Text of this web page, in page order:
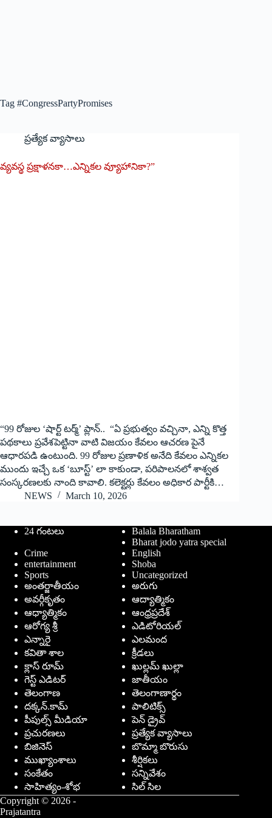
Tag #CongressPartyPromises
ప్రత్యేక వ్యాసాలు
వ్యవస్థ ప్రక్షాళనకా…ఎన్నికల వ్యూహానికా?”
“99 రోజుల ‘షార్ట్ టర్మ్’ ప్లాన్.. “ఏ ప్రభుత్వం వచ్చినా, ఎన్ని కొత్త
పథకాలు ప్రవేశపెట్టినా వాటి విజయం కేవలం ఆచరణ పైనే
ఆధారపడి ఉంటుంది. 99 రోజుల ప్రణాళిక అనేది కేవలం ఎన్నికల
ముందు ఇచ్చే ఒక ‘బూస్ట్’ లా కాకుండా, పరిపాలనలో శాశ్వత
సంస్కరణలకు నాంది కావాలి. కలెక్టర్లు కేవలం అధికార పార్టీకి…
NEWS
March 10, 2026
24 గంటలు
Balala Bharatham
Bharat jodo yatra special
Crime
English
entertainment
Shoba
Sports
Uncategorized
అంతర్జాతీయం
అరుగు
అవర్గీకృతం
ఆద్యాత్మికం
ఆధ్యాత్మికం
ఆంధ్రప్రదేశ్
ఆరోగ్య శ్రీ
ఎడిటోరియల్
ఎన్నారై
ఎలమంద
కవితా శాల
క్రీడలు
క్లాస్ రూమ్
ఖుల్లమ్ ఖుల్లా
గెస్ట్ ఎడిటర్
జాతీయం
తెలంగాణ
తెలంగాణార్థం
దక్కన్.కామ్
పాలిటిక్స్
పీపుల్స్ ‌మీడియా
పెన్ డ్రైవ్
ప్రచురణలు
ప్రత్యేక వ్యాసాలు
బిజినెస్
బొమ్మా బొరుసు
ముఖ్యాంశాలు
శీర్షికలు
సంకేతం
సన్నివేశం
సాహిత్యం-శోభ
సిల్ సిల
Copyright © 2026 -
Prajatantra